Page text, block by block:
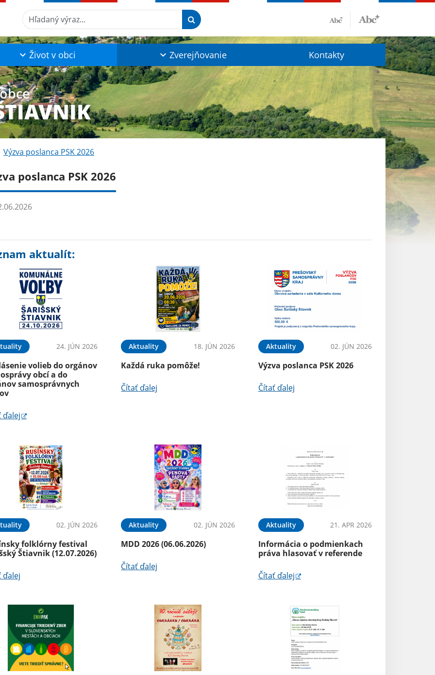
Hľadaný výraz...
Život v obci Zverejňovanie Kontakty
Výzva poslanca PSK 2026
poslanca PSK 2026
aktualít:
24. JÚN 2026
volieb do orgánov
obcí a do
samosprávnych
ďalej
Aktuality 18. JÚN 2026
Každá ruka pomôže!
Čítať ďalej
Aktuality 02. JÚN 2026
Výzva poslanca PSK 2026
Čítať ďalej
02. JÚN 2026
folklórny festival
Štiavnik (12.07.2026)
ďalej
Aktuality 02. JÚN 2026
MDD 2026 (06.06.2026)
Čítať ďalej
Aktuality 21. APR 2026
Informácia o podmienkach
práva hlasovať v referende
Čítať ďalej